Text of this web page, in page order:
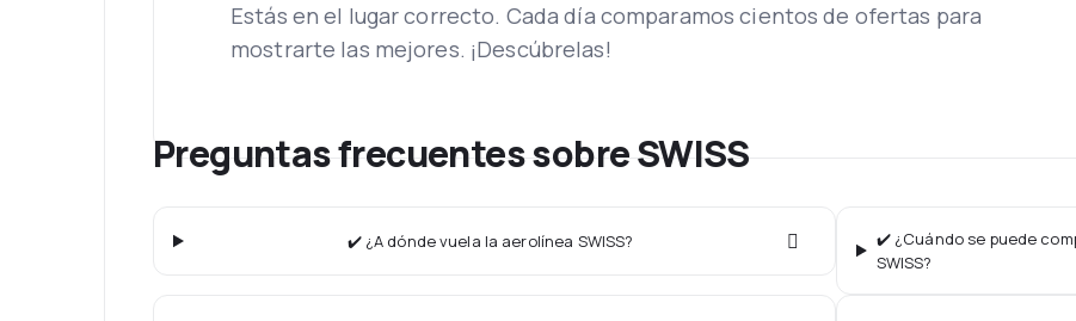
Estás en el lugar correcto. Cada día comparamos cientos de ofertas para
mostrarte las mejores. ¡Descúbrelas!
Preguntas frecuentes sobre SWISS
✔️ ¿A dónde vuela la aerolínea SWISS?
✔️ ¿Cuándo se puede
SWISS?